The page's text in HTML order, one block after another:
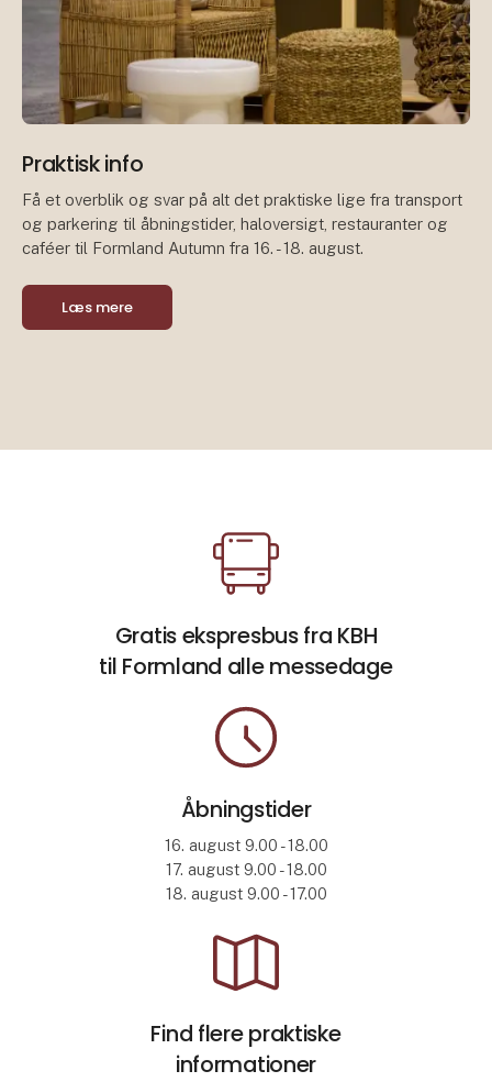
Praktisk info
Få et overblik og svar på alt det praktiske lige fra transport
og parkering til åbningstider, haloversigt, restauranter og
caféer til Formland Autumn fra 16. - 18. august.
Læs mere
Gratis ekspresbus fra KBH
til Formland alle messedage
Åbningstider
16. august 9.00 - 18.00
17. august 9.00 - 18.00
18. august 9.00 - 17.00
Find flere praktiske
informationer